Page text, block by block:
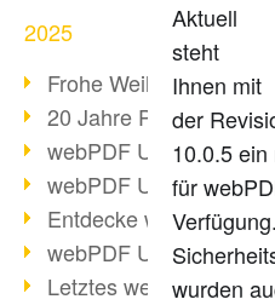
2025
Frohe Weihnachten &
20 Jahre PDF/A
webPDF Update 10.0.3
webPDF Update 10.0.2
Entdecke webPDF 10
webPDF Update
Letztes webPDF 8
Aktuell
steht
Ihnen mit
der
10.0.5
für
wurden